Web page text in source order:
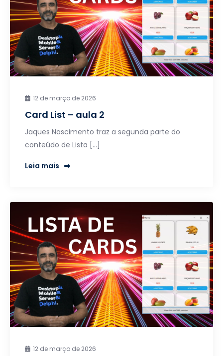
12 de março de 2026
Card List – aula 2
Jaques Nascimento traz a segunda parte do
conteúdo de Lista […]
Leia mais
12 de março de 2026